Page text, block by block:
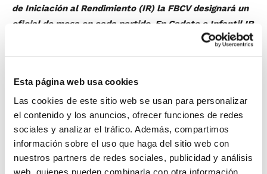
Esta página web usa cookies
Las cookies de este sitio web se usan para personalizar
el contenido y los anuncios, ofrecer funciones de redes
sociales y analizar el tráfico. Además, compartimos
información sobre el uso que haga del sitio web con
nuestros partners de redes sociales, publicidad y análisis
web, quienes pueden combinarla con otra información
de Iniciación al Rendimiento (IR) la FBCV designará un
oficial de mesa en cada partido. En Cadete e Infantil IR
Autonómico se designarán dos oficiales de mesa.
volumen alcanzado en las últimas temporadas va a
permitir reestructurar la designación y ahorrar en
coste por desplazamientos, lo que facilitará poder
enviar oficiales de mesa a muy bajo coste.
La gran aceptación de los Cursos de